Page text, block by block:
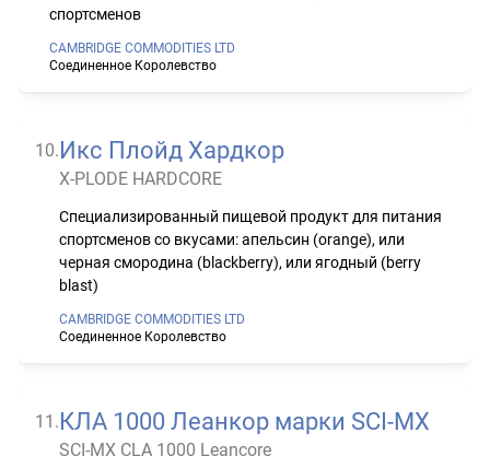
спортсменов
CAMBRIDGE COMMODITIES LTD
Соединенное Королевство
10.Икс Плойд Хардкор
X-PLODE HARDCORE
Специализированный пищевой продукт для питания
спортсменов со вкусами: апельсин (orange), или
черная смородина (blackberry), или ягодный (berry
blast)
CAMBRIDGE COMMODITIES LTD
Соединенное Королевство
11 .КЛА 1000 Леанкор марки SCI-MX
SCI-MX CLA 1000 Leancore